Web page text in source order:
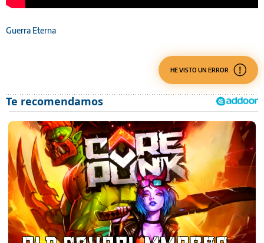
Guerra Eterna
HE VISTO UN ERROR